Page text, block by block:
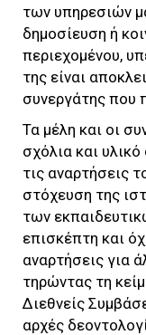
των υπηρεσιών
δημοσίευση ή
περιεχομένου,
της είναι
συνεργάτης που
Τα μέλη και οι
σχόλια και υλικό
τις αναρτήσεις
στόχευση της
των
επισκέπτη και
αναρτήσεις για
τηρώντας τη
Διεθνείς
αρχές